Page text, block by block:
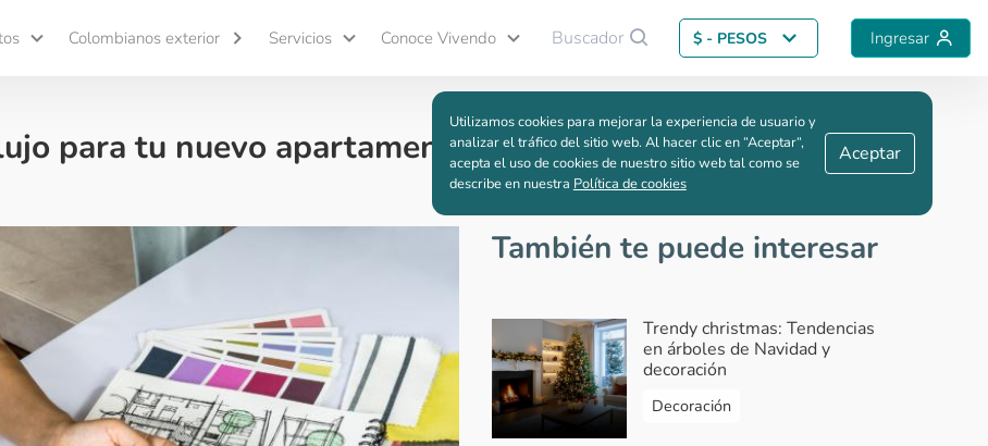
Colombianos exterior Servicios Conoce Vivendo Buscador $ - PESOS Ingresar
para tu nuevo apartamento
También te puede interesar
Trendy christmas: Tendencias
en árboles de Navidad y
decoración
Decoración
Utilizamos cookies para mejorar la experiencia de usuario y
analizar el tráfico del sitio web. Al hacer clic en “Aceptar“,
acepta el uso de cookies de nuestro sitio web tal como se
describe en nuestra Política de cookies
Aceptar
Guardar comparación